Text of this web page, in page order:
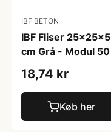
IBF BETON
IBF Fliser 25x25x5
cm Grå - Modul 50
18,74 kr
Køb her